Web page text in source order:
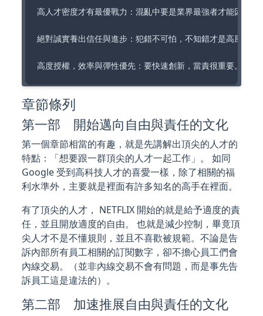
高人才密度才有最優戰力：混亂中要是業界最強者才能因應
絕對誠實養出信任與進步：犯錯不可怕，不知錯才是高風險
章節條列
第一部 開始邁向自由與責任的文化
第一個章節相當的有趣，就是先講解出頂尖的人才的
特點：「想要跟一群頂尖的人才一起工作」。 如同
Google 受到高科技人才的喜愛一樣，除了相關的福
利水準外，主要就是裡面有許多知名的高手在裡面。
有了頂尖的人才， NETFLIX 開始的就是給予適度的責
任，並且開放適度的自由。 也就是減少控制，畢竟頂
尖人才不是不懂規則，並且不喜歡被規範。不論是告
訴內部所有員工相關的訂閱數字，卻不擔心員工們會
內線交易。（並非內線交易不會有問題，而是事先告
訴員工這是違法的）。
第二部 加速推展自由與責任的文化